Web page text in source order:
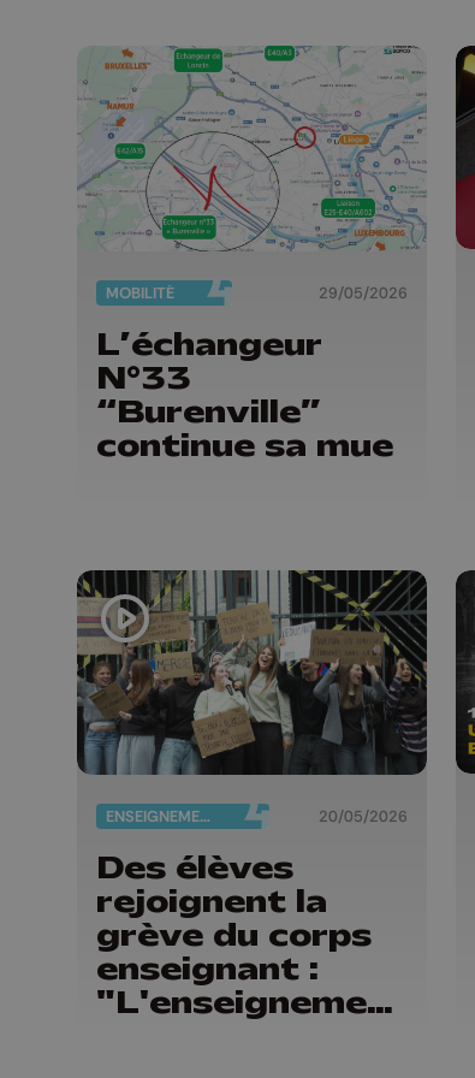
MOBILITÉ 29/05/2026
L’échangeur
N°33
“Burenville”
continue sa mue
ENSEIGNEMENT 20/05/2026
Des élèves
rejoignent la
grève du corps
enseignant :
"L'enseignement